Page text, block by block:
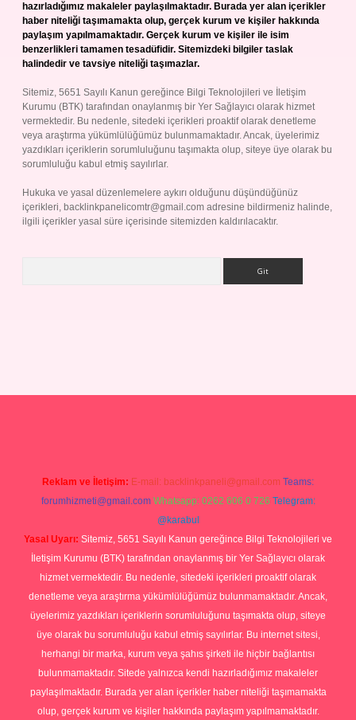
hazırladığımız makaleler paylaşılmaktadır. Burada yer alan içerikler
haber niteliği taşımamakta olup, gerçek kurum ve kişiler hakkında
paylaşım yapılmamaktadır. Gerçek kurum ve kişiler ile isim
benzerlikleri tamamen tesadüfidir. Sitemizdeki bilgiler taslak
halindedir ve tavsiye niteliği taşımazlar.
Sitemiz, 5651 Sayılı Kanun gereğince Bilgi Teknolojileri ve İletişim
Kurumu (BTK) tarafından onaylanmış bir Yer Sağlayıcı olarak hizmet
vermektedir. Bu nedenle, sitedeki içerikleri proaktif olarak denetleme
veya araştırma yükümlülüğümüz bulunmamaktadır. Ancak, üyelerimiz
yazdıkları içeriklerin sorumluluğunu taşımakta olup, siteye üye olarak bu
sorumluluğu kabul etmiş sayılırlar.
Hukuka ve yasal düzenlemelere aykırı olduğunu düşündüğünüz
içerikleri, backlinkpanelicomtr@gmail.com adresine bildirmeniz halinde,
ilgili içerikler yasal süre içerisinde sitemizden kaldırılacaktır.
Reklam ve İletişim: E-mail: backlinkpaneli@gmail.com Teams:
forumhizmeti@gmail.com Whatsapp: 0262 606 0 726 Telegram:
@karabul
Yasal Uyarı: Sitemiz, 5651 Sayılı Kanun gereğince Bilgi Teknolojileri ve
İletişim Kurumu (BTK) tarafından onaylanmış bir Yer Sağlayıcı olarak
hizmet vermektedir. Bu nedenle, sitedeki içerikleri proaktif olarak
denetleme veya araştırma yükümlülüğümüz bulunmamaktadır. Ancak,
üyelerimiz yazdıkları içeriklerin sorumluluğunu taşımakta olup, siteye
üye olarak bu sorumluluğu kabul etmiş sayılırlar. Bu internet sitesi,
herhangi bir marka, kurum veya şahıs şirketi ile hiçbir bağlantısı
bulunmamaktadır. Sitede yalnızca kendi hazırladığımız makaleler
paylaşılmaktadır. Burada yer alan içerikler haber niteliği taşımamakta
olup, gerçek kurum ve kişiler hakkında paylaşım yapılmamaktadır.